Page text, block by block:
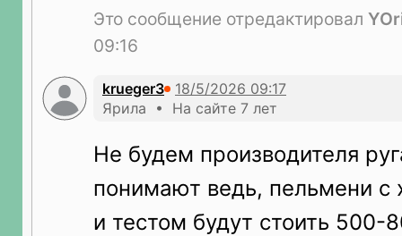
Это сообщение отредактировал
09:16
krueger3
Ярила • На сайте 7 лет
Не будем производителя
понимают ведь, пельмени
и тестом будут стоить 500-